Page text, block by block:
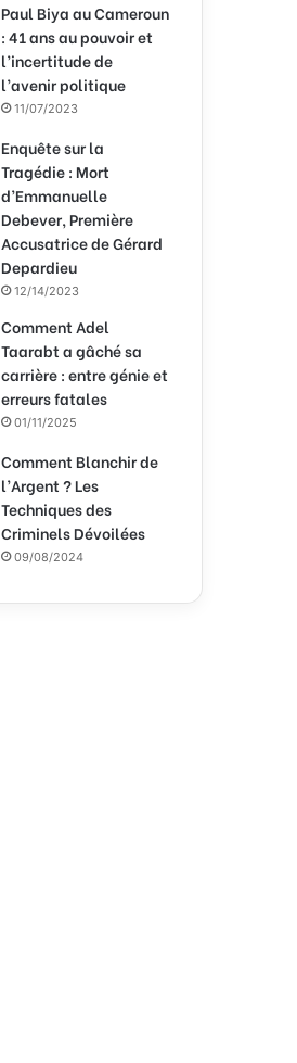
Paul Biya au Cameroun
: 41 ans au pouvoir et
l’incertitude de
l’avenir politique
11/07/2023
Enquête sur la
Tragédie : Mort
d’Emmanuelle
Debever, Première
Accusatrice de Gérard
Depardieu
12/14/2023
Comment Adel
Taarabt a gâché sa
carrière : entre génie et
erreurs fatales
01/11/2025
Comment Blanchir de
l’Argent ? Les
Techniques des
Criminels Dévoilées
09/08/2024